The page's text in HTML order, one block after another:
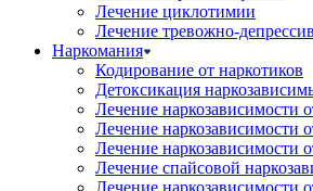
Лечение циклотимии
Лечение тревожно-
Наркомания
Кодирование от наркотиков
Детоксикация
Лечение наркозависимости
Лечение наркозависимости
Лечение наркозависимости
Лечение спайсовой
Лечение наркозависимости